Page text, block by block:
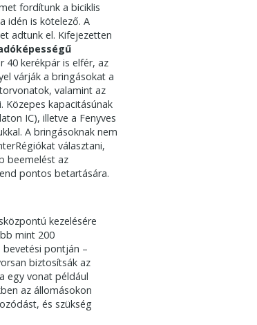
fordítunk a biciklis
idén is kötelező. A
adtunk el. Kifejezetten
40 kerékpár is elfér, az
várják a bringásokat a
valamint az
Közepes kapacitásúnak
IC), illetve a Fenyves
A bringásoknak nem
választani,
beemelést az
pontos betartására.
kezelésére
mint 200
bevetési pontján –
biztosítsák az
egy vonat például
az állomásokon
és szükség